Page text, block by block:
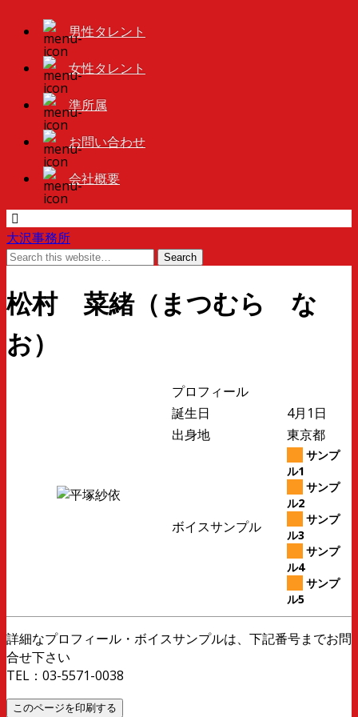
男性タレント
女性タレント
準所属
お問い合わせ
会社概要
大沢事務所
松村 菜緒（まつむら な
お）
プロフィール
誕生日
4月1日
出身地
東京都
ボイスサンプル
サンプ
ル1
サンプ
ル2
サンプ
ル3
サンプ
ル4
サンプ
ル5
詳細なプロフィール・ボイスサンプルは、下記番号までお問
合せ下さい
TEL：03-5571-0038